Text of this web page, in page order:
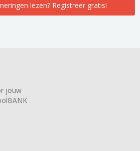
lezen? Registreer gratis!
jouw